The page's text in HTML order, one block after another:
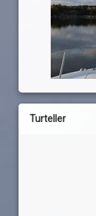
Turteller